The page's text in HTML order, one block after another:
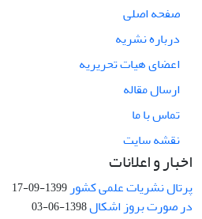
صفحه اصلی
درباره نشریه
اعضای هیات تحریریه
ارسال مقاله
تماس با ما
نقشه سایت
اخبار و اعلانات
پرتال نشریات علمی کشور 1399-09-17
در صورت بروز اشکال1398-06-03